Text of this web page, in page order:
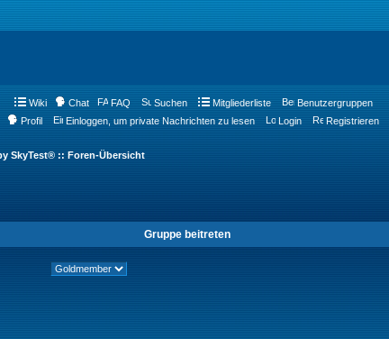
Wiki Chat FAQ Suchen Mitgliederliste
Benutzergruppen
Profil
Einloggen, um private Nachrichten zu lesen Login Registrieren
SkyTest® :: Foren-Übersicht
Gruppe beitreten